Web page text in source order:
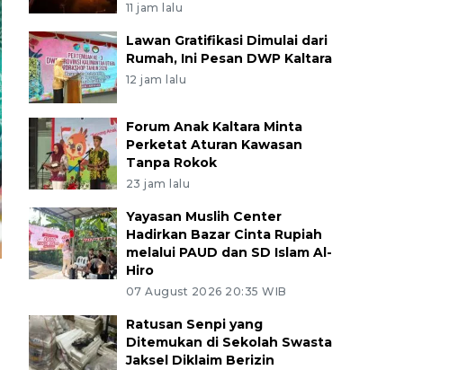
11 jam lalu
Lawan Gratifikasi Dimulai dari
Rumah, Ini Pesan DWP Kaltara
12 jam lalu
Forum Anak Kaltara Minta
Perketat Aturan Kawasan
Tanpa Rokok
23 jam lalu
Yayasan Muslih Center
Hadirkan Bazar Cinta Rupiah
melalui PAUD dan SD Islam Al-
Hiro
07 August 2026 20:35 WIB
Ratusan Senpi yang
Ditemukan di Sekolah Swasta
Jaksel Diklaim Berizin